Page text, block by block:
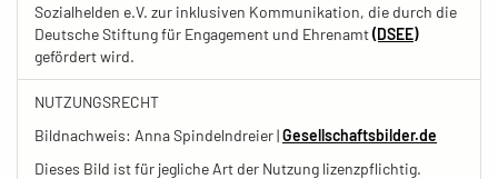
Sozialhelden e.V. zur inklusiven Kommunikation, die durch die
Deutsche Stiftung für Engagement und Ehrenamt(DSEE)
gefördert wird.
NUTZUNGSRECHT
Bildnachweis: Anna Spindelndreier |Gesellschaftsbilder.de
Dieses Bild ist für jegliche Art der Nutzung lizenzpflichtig.